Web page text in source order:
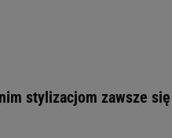
stylizacjom zawsze się